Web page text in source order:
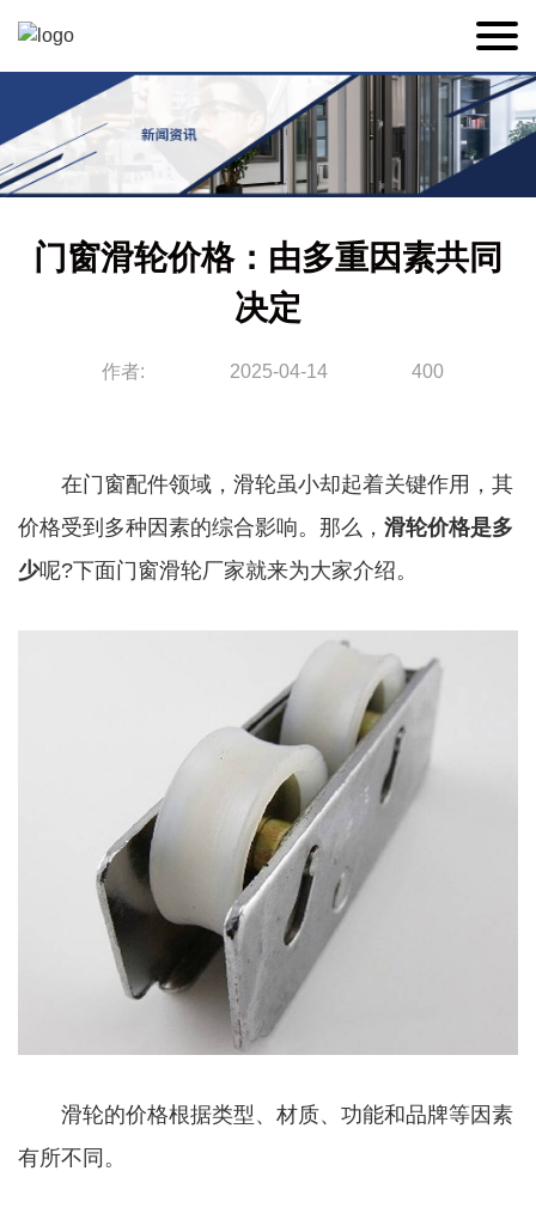
门窗滑轮价格：由多重因素共同
决定
作者: 2025-04-14 400
在门窗配件领域，滑轮虽小却起着关键作用，其
价格受到多种因素的综合影响。那么， 滑轮价格是多
少呢?下面门窗滑轮厂家就来为大家介绍。
滑轮的价格根据类型、材质、功能和品牌等因素
有所不同。